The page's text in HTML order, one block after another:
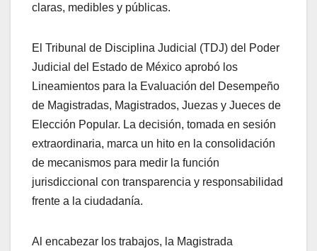
claras, medibles y públicas.
El Tribunal de Disciplina Judicial (TDJ) del Poder
Judicial del Estado de México aprobó los
Lineamientos para la Evaluación del Desempeño
de Magistradas, Magistrados, Juezas y Jueces de
Elección Popular. La decisión, tomada en sesión
extraordinaria, marca un hito en la consolidación
de mecanismos para medir la función
jurisdiccional con transparencia y responsabilidad
frente a la ciudadanía.
Al encabezar los trabajos, la Magistrada